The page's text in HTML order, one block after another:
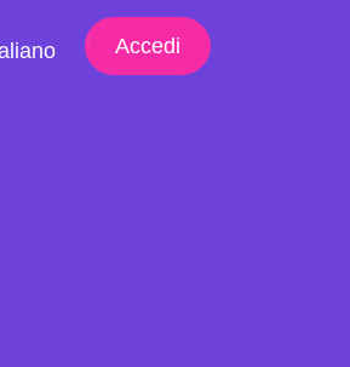
Accedi